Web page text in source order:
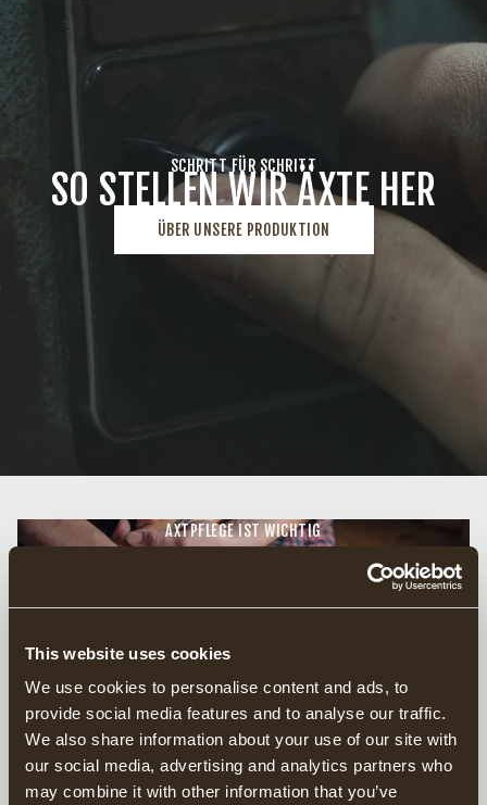
This website uses cookies
We use cookies to personalise content and ads, to
provide social media features and to analyse our traffic.
We also share information about your use of our site with
our social media, advertising and analytics partners who
may combine it with other information that you’ve
SCHRITT FÜR SCHRITT
SO STELLEN WIR ÄXTE HER
ÜBER UNSERE PRODUKTION
AXTPFLEGE IST WICHTIG
SO HÄLT DEINE AXT ÜBER
GENERATIONEN HINWEG
TIPPS ZUR AXTPFLEGE